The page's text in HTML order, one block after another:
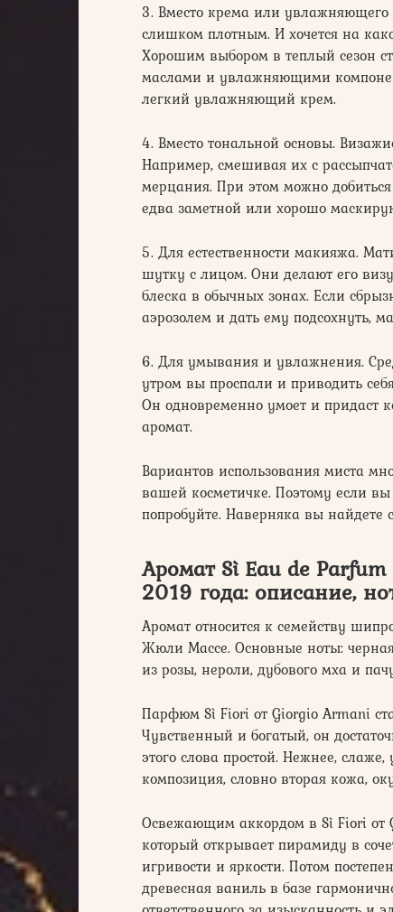
3. Вместо крема или увлажняющего
слишком плотным. И хочется на
Хорошим выбором в теплый сезон
маслами и увлажняющими
легкий увлажняющий крем.
4. Вместо тональной основы.
Например, смешивая их с
мерцания. При этом можно
едва заметной или хорошо
5. Для естественности макияжа.
шутку с лицом. Они делают его
блеска в обычных зонах. Если
аэрозолем и дать ему подсохнуть,
6. Для умывания и увлажнения.
утром вы проспали и приводить
Он одновременно умоет и придаст
аромат.
Вариантов использования миста
вашей косметичке. Поэтому если
попробуйте. Наверняка вы найдете
Аромат Sì Eau de
2019 года: описание,
Аромат относится к семейству
Жюли Массе. Основные ноты:
из розы, нероли, дубового мха и
Парфюм Sì Fiori от Giorgio Armani
Чувственный и богатый, он
этого слова простой. Нежнее,
композиция, словно вторая кожа,
Освежающим аккордом в Sì Fiori от
который открывает пирамиду в
игривости и яркости. Потом
древесная ваниль в базе